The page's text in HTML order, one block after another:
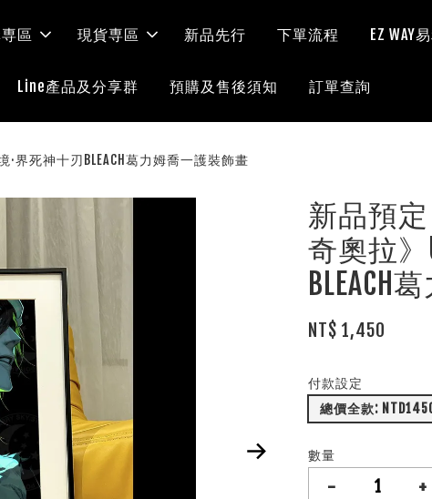
區 現貨専區 新品先行 下單流程 EZ WAY
Line產品及分享群 預購及售後須知 訂單查詢
死神十刃BLEACH葛力姆喬一護裝飾畫
新品預
奇奧拉
BLEACH
NT$ 1,450
付款設定
總價全款
數量
- +